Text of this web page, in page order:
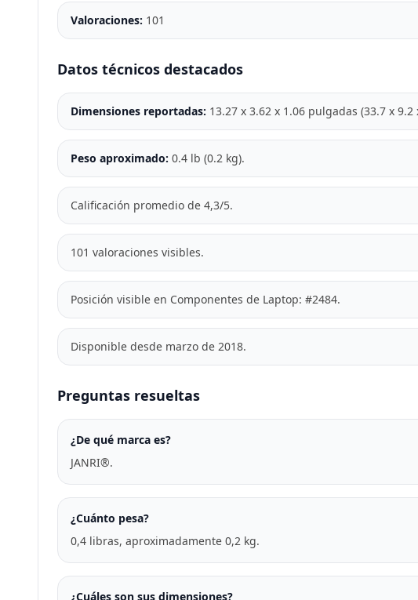
Valoraciones: 101
Datos técnicos destacados
Dimensiones reportadas: 13.27 x 3.62 x 1.06 pulgadas (33.7 x 9.2
Peso aproximado: 0.4 lb (0.2 kg).
Calificación promedio de 4,3/5.
101 valoraciones visibles.
Posición visible en Componentes de Laptop: #2484.
Disponible desde marzo de 2018.
Preguntas resueltas
¿De qué marca es?
JANRI®.
¿Cuánto pesa?
0,4 libras, aproximadamente 0,2 kg.
¿Cuáles son sus dimensiones?